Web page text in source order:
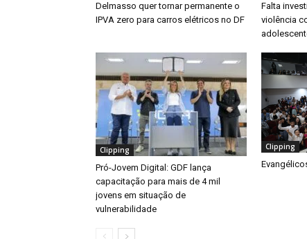
Delmasso quer tornar permanente o
IPVA zero para carros elétricos no DF
Falta
violência
Clipping
Pró-Jovem Digital: GDF lança
capacitação para mais de 4 mil
jovens em situação de
vulnerabilidade
Clipping